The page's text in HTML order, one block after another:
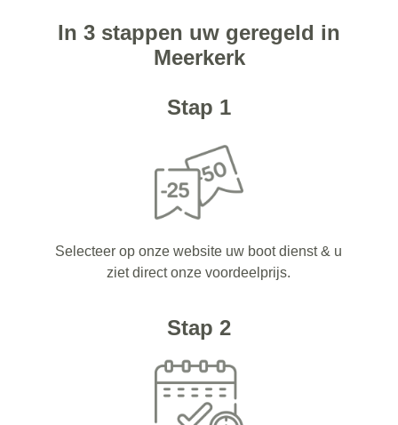
In 3 stappen uw geregeld in
Meerkerk
Stap 1
Selecteer op onze website uw boot dienst & u
ziet direct onze voordeelprijs.
Stap 2